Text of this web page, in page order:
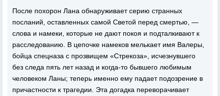
После похорон Лана обнаруживает серию странных
посланий, оставленных самой Светой перед смертью, —
слова и намеки, которые не дают покоя и подталкивают к
расследованию. В цепочке намеков мелькает имя Валеры,
бойца спецназа с прозвищем «Стрекоза», исчезнувшего
без следа пять лет назад и когда-то бывшего любимым
человеком Ланы; теперь именно ему падает подозрение в
причастности к трагедии. Эта догадка переворачивает